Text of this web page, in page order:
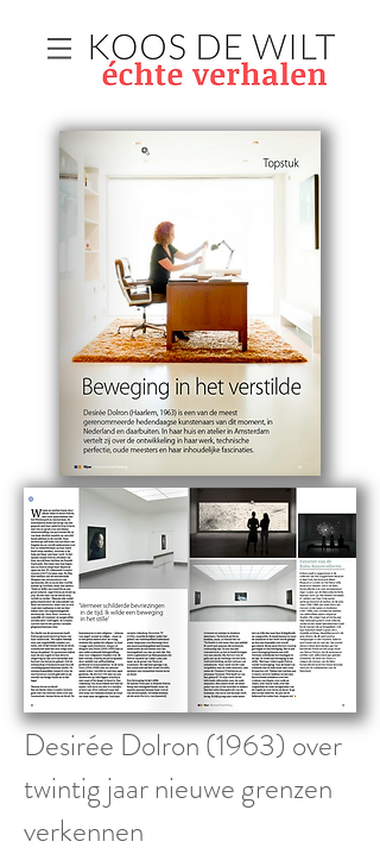
Desirée Dolron (1963) over
twintig jaar nieuwe grenzen
verkennen